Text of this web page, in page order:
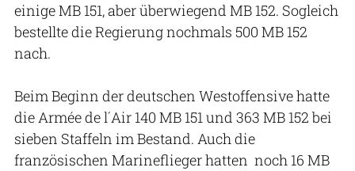
einige MB 151, aber überwiegend MB 152. Sogleich
bestellte die Regierung nochmals 500 MB 152
nach.
Beim Beginn der deutschen Westoffensive hatte
die Armée de l´Air 140 MB 151 und 363 MB 152 bei
sieben Staffeln im Bestand. Auch die
französischen Marineflieger hatten noch 16 MB